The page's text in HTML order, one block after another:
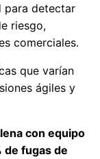
para detectar
riesgo,
comerciales.
que varían
ágiles y
con equipo
de fugas de